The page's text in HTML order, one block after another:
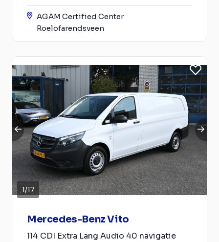
AGAM Certified Center
Roelofarendsveen
1/17
Mercedes-Benz Vito
114 CDI Extra Lang Audio 40 navigatie